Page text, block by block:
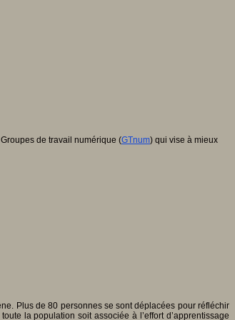
de travail numérique (GTnum) qui vise à mieux
Plus de 80 personnes se sont déplacées pour réfléchir
la population soit associée à l’effort d’apprentissage